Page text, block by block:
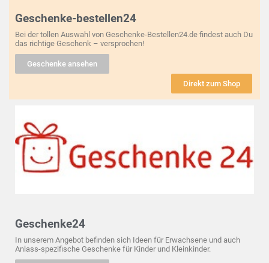
Geschenke-bestellen24
Bei der tollen Auswahl von Geschenke-Bestellen24.de findest auch Du
das richtige Geschenk – versprochen!
Geschenke ansehen
Direkt zum Shop
Geschenke24
In unserem Angebot befinden sich Ideen für Erwachsene und auch
Anlass-spezifische Geschenke für Kinder und Kleinkinder.